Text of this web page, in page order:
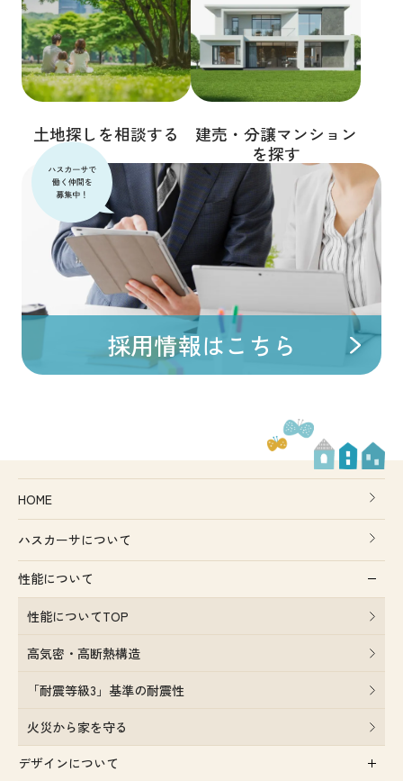
土地探しを相談する
建売・分譲マンション
を探す
採用情報はこちら
HOME
ハスカーサについて
性能について
性能についてTOP
高気密・高断熱構造
「耐震等級3」基準の耐震性
火災から家を守る
デザインについて